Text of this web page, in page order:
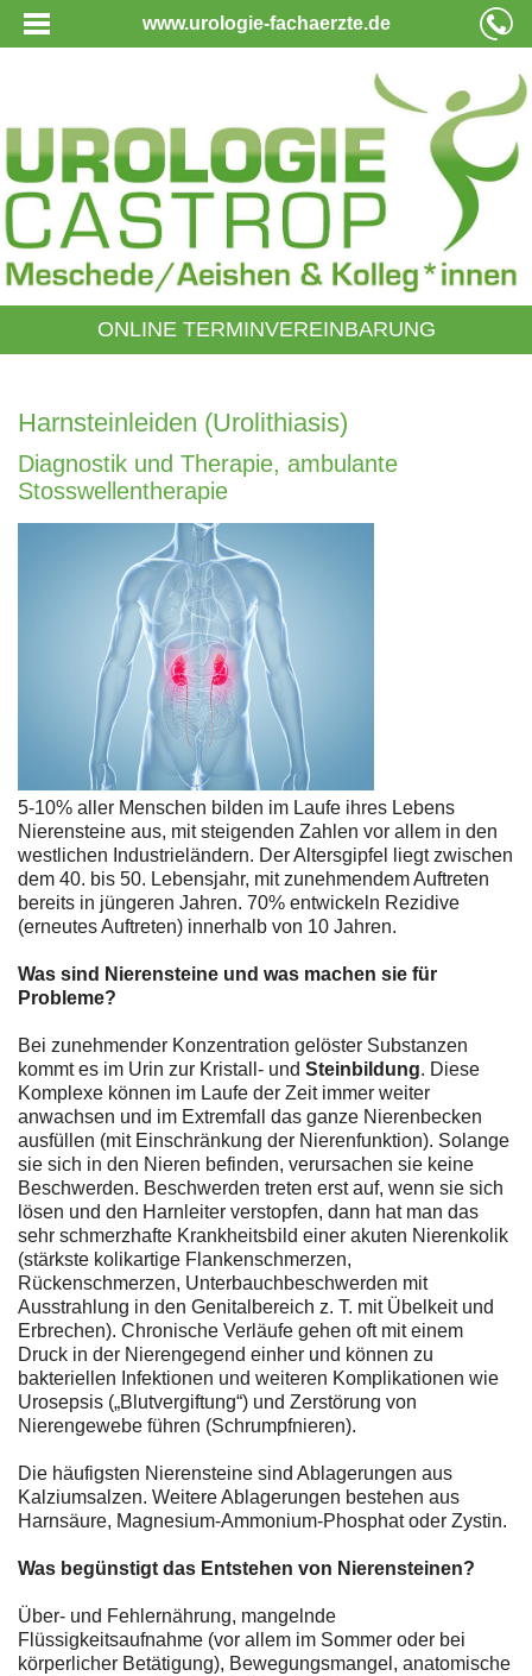
www.urologie-fachaerzte.de
ONLINE TERMINVEREINBARUNG
Harnsteinleiden (Urolithiasis)
Diagnostik und Therapie, ambulante
Stosswellentherapie
5-10% aller Menschen bilden im Laufe ihres Lebens
Nierensteine aus, mit steigenden Zahlen vor allem in den
westlichen Industrieländern. Der Altersgipfel liegt zwischen
dem 40. bis 50. Lebensjahr, mit zunehmendem Auftreten
bereits in jüngeren Jahren. 70% entwickeln Rezidive
(erneutes Auftreten) innerhalb von 10 Jahren.
Was sind Nierensteine und was machen sie für
Probleme?
Bei zunehmender Konzentration gelöster Substanzen
kommt es im Urin zur Kristall- und Steinbildung. Diese
Komplexe können im Laufe der Zeit immer weiter
anwachsen und im Extremfall das ganze Nierenbecken
ausfüllen (mit Einschränkung der Nierenfunktion). Solange
sie sich in den Nieren befinden, verursachen sie keine
Beschwerden. Beschwerden treten erst auf, wenn sie sich
lösen und den Harnleiter verstopfen, dann hat man das
sehr schmerzhafte Krankheitsbild einer akuten Nierenkolik
(stärkste kolikartige Flankenschmerzen,
Rückenschmerzen, Unterbauchbeschwerden mit
Ausstrahlung in den Genitalbereich z. T. mit Übelkeit und
Erbrechen). Chronische Verläufe gehen oft mit einem
Druck in der Nierengegend einher und können zu
bakteriellen Infektionen und weiteren Komplikationen wie
Urosepsis („Blutvergiftung“) und Zerstörung von
Nierengewebe führen (Schrumpfnieren).
Die häufigsten Nierensteine sind Ablagerungen aus
Kalziumsalzen. Weitere Ablagerungen bestehen aus
Harnsäure, Magnesium-Ammonium-Phosphat oder Zystin.
Was begünstigt das Entstehen von Nierensteinen?
Über- und Fehlernährung, mangelnde
Flüssigkeitsaufnahme (vor allem im Sommer oder bei
körperlicher Betätigung), Bewegungsmangel, anatomische